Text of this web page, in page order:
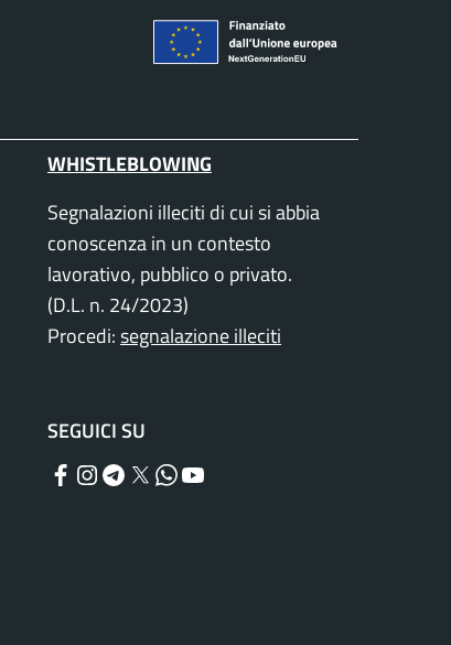
WHISTLEBLOWING
Segnalazioni illeciti di cui si abbia
conoscenza in un contesto
lavorativo, pubblico o privato.
(D.L. n. 24/2023)
Procedi:segnalazione illeciti
SEGUICI SU
Facebook
Instagram
Telegram
TwitterWhatsApp